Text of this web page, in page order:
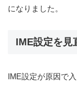
になりました。
IME設定を見
IME設定が原因で